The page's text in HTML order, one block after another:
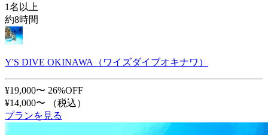
1名以上
約8時間
Y'S DIVE OKINAWA（ワイズダイブオキナワ）
¥19,000〜 26%OFF
¥14,000〜
（税込）
プランを見る